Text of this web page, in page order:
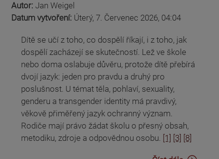
Autor: Jan Weigel
Datum vytvoření: Úterý, 7. Červenec 2026, 04:04
Dítě se učí z toho, co dospělí říkají, i z toho, jak
dospělí zacházejí se skutečností. Lež ve škole
nebo doma oslabuje důvěru, protože dítě přebírá
dvojí jazyk: jeden pro pravdu a druhý pro
poslušnost. U témat těla, pohlaví, sexuality,
genderu a transgender identity má pravdivý,
věkově přiměřený jazyk ochranný význam.
Rodiče mají právo žádat školu o přesný obsah,
metodiku, zdroje a odpovědnou osobu. [1] [3] [8]